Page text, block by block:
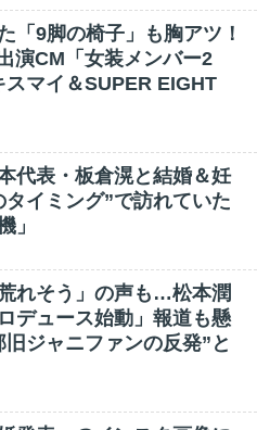
「9脚の椅子」も胸アツ！
演CM「女装メンバー2
スマイ＆SUPER EIGHT
代表・板倉滉と結婚＆妊
イミング”で訪れていた
」
れそう」の声も…松本潤
デュース始動」報道も懸
ジャニファンの反発”と